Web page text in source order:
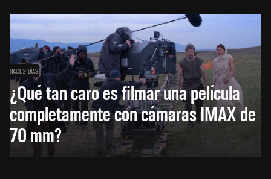
HACE 2 DÍAS
¿Qué tan caro es filmar una película
completamente con cámaras IMAX de
70 mm?